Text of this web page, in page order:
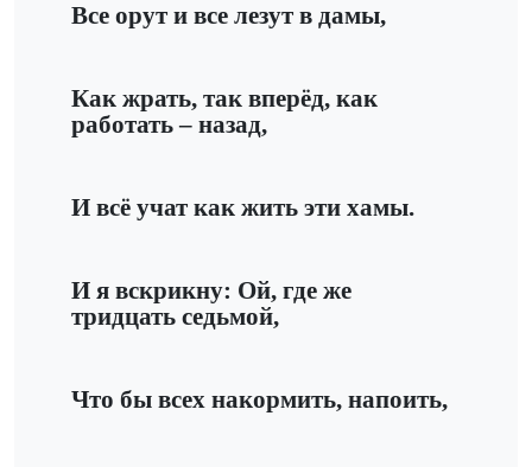
Все орут и все лезут в дамы,
Как жрать, так вперёд, как
работать – назад,
И всё учат как жить эти хамы.
И я вскрикну: Ой, где же
тридцать седьмой,
Что бы всех накормить, напоить,